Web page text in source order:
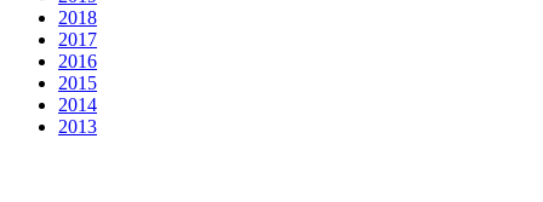
2018
2017
2016
2015
2014
2013